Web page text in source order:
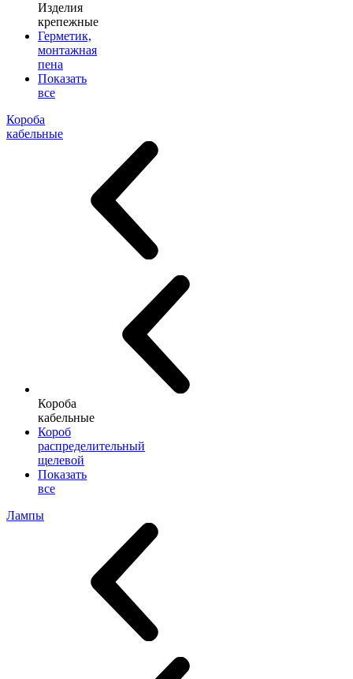
Изделия
крепежные
Герметик,
монтажная
пена
Показать
все
Короба
кабельные
Короба
кабельные
Короб
распределительный
щелевой
Показать
все
Лампы